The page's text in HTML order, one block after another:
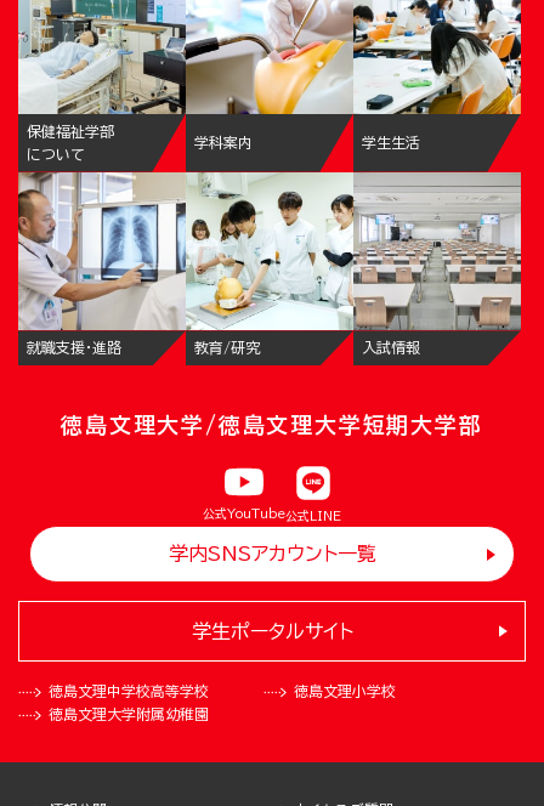
保健福祉学部
について
学科案内 学生生活
就職支援・進路 教育/研究 入試情報
徳島文理大学/徳島文理大学短期大学部
公式YouTube公式LINE
学内SNSアカウント一覧
徳島文理中学校高等学校
徳島文理小学校
徳島文理大学附属幼稚園
学生ポータルサイト